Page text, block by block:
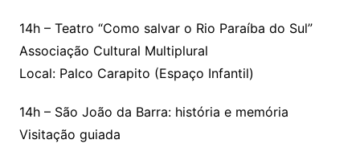
14h – Teatro “Como salvar o Rio Paraíba do Sul”
Associação Cultural Multiplural
Local: Palco Carapito (Espaço Infantil)
14h – São João da Barra: história e memória
Visitação guiada